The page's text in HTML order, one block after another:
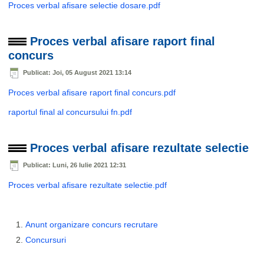
Proces verbal afisare selectie dosare.pdf
Proces verbal afisare raport final
concurs
Publicat: Joi, 05 August 2021 13:14
Proces verbal afisare raport final concurs.pdf
raportul final al concursului fn.pdf
Proces verbal afisare rezultate selectie
Publicat: Luni, 26 Iulie 2021 12:31
Proces verbal afisare rezultate selectie.pdf
Anunt organizare concurs recrutare
Concursuri